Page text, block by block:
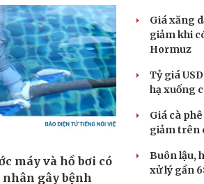
Giá xăng
giảm khi
Hormuz
Tỷ giá
hạ xuống
Giá cà
giảm trên
Buôn lậu,
xử lý gần